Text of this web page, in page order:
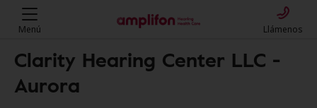
Menú Llámenos
Clarity Hearing Center LLC -
Aurora